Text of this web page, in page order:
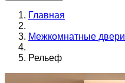
Главная
Межкомнатные двери
Рельеф